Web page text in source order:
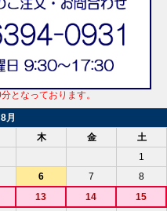
となっております。
月
木 金
土
1
6 7
8
13 14
15